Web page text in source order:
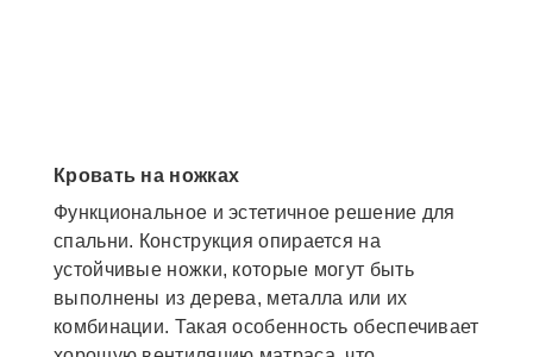
Кровать на ножках
Функциональное и эстетичное решение для
спальни. Конструкция опирается на
устойчивые ножки, которые могут быть
выполнены из дерева, металла или их
комбинации. Такая особенность обеспечивает